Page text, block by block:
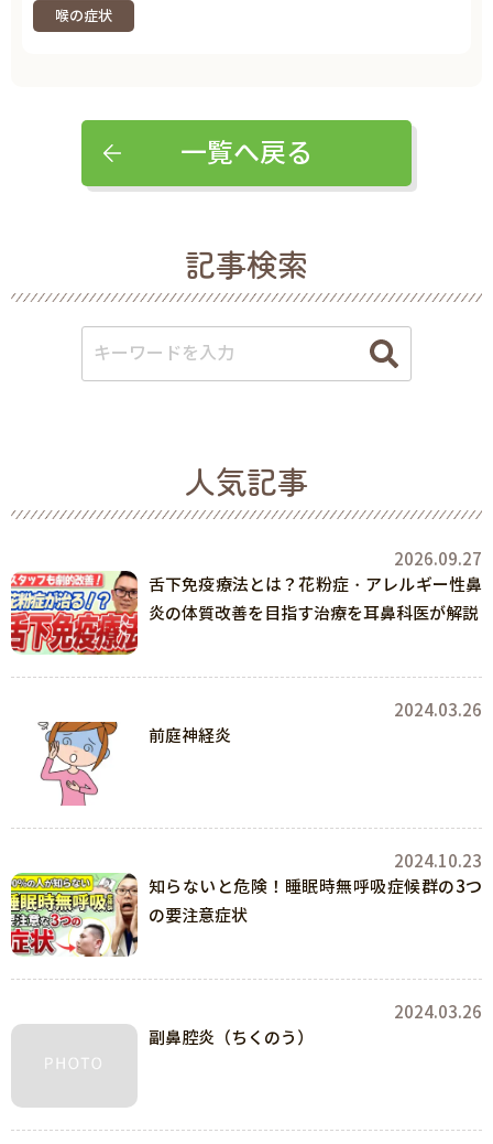
喉の症状
一覧へ戻る
記事検索
人気記事
2026.09.27
舌下免疫療法とは？花粉症・アレルギー性鼻
炎の体質改善を目指す治療を耳鼻科医が解説
2024.03.26
前庭神経炎
2024.10.23
知らないと危険！睡眠時無呼吸症候群の3つ
の要注意症状
2024.03.26
副鼻腔炎（ちくのう）